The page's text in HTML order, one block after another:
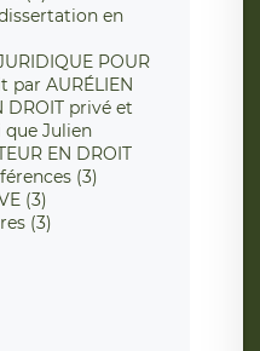
en
POUR
par AURÉLIEN
DROIT privé et
que Julien
EN DROIT
(3)
(3)
(3)